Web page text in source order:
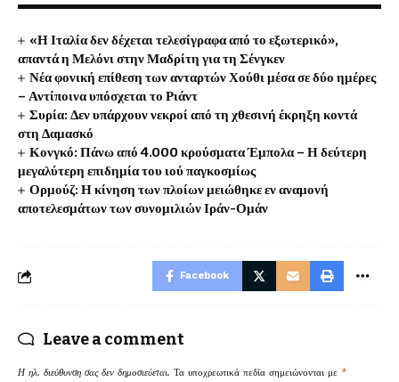
«Η Ιταλία δεν δέχεται τελεσίγραφα από το εξωτερικό»,
απαντά η Μελόνι στην Μαδρίτη για τη Σένγκεν
Νέα φονική επίθεση των ανταρτών Χούθι μέσα σε δύο ημέρες
– Αντίποινα υπόσχεται το Ριάντ
Συρία: Δεν υπάρχουν νεκροί από τη χθεσινή έκρηξη κοντά
στη Δαμασκό
Κονγκό: Πάνω από 4.000 κρούσματα Έμπολα – Η δεύτερη
μεγαλύτερη επιδημία του ιού παγκοσμίως
Ορμούζ: Η κίνηση των πλοίων μειώθηκε εν αναμονή
αποτελεσμάτων των συνομιλιών Ιράν-Ομάν
Facebook
Leave a comment
Η ηλ. διεύθυνση σας δεν δημοσιεύεται. Τα υποχρεωτικά πεδία σημειώνονται με *